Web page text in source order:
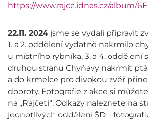
https://www.rajce.idnes.cz/album/
22.11. 2024 jsme se vydali připravit
1. a 2. oddělení vydatně nakrmilo
u místního rybníka, 3. a 4. oddělení
druhou stranu Chyňavy nakrmit
a do krmelce pro divokou zvěř
dobroty. Fotografie z akce si
na „Rajčeti“. Odkazy naleznete na
jednotlivých oddělení ŠD –